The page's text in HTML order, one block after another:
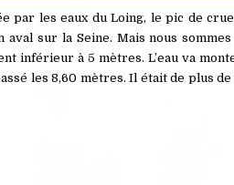
par les eaux du Loing, le pic de
aval sur la Seine. Mais nous
inférieur à 5 mètres. L’eau va
les 8,60 mètres. Il était de plus de